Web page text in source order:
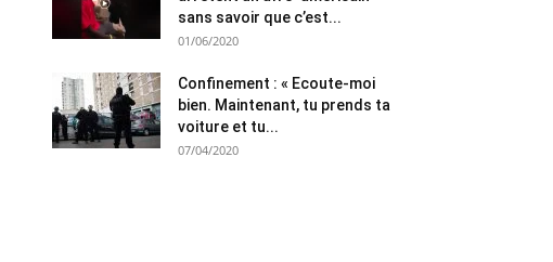
sans savoir que c’est...
01/06/2020
Confinement : « Ecoute-moi
bien. Maintenant, tu prends ta
voiture et tu...
07/04/2020